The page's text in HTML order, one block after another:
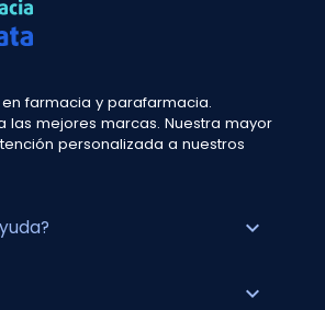
farmacia y parafarmacia.
las mejores marcas. Nuestra mayor
personalizada a nuestros
expand_more
expand_more